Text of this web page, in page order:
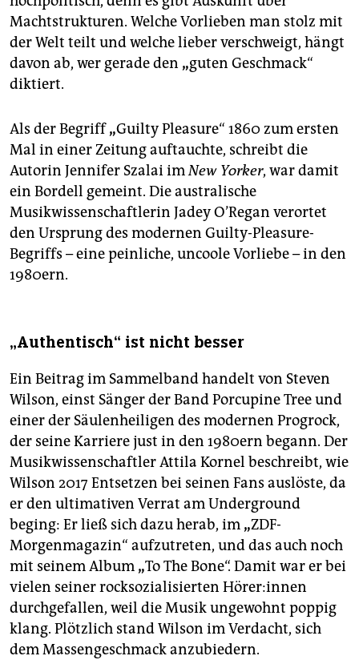
Machtstrukturen. Welche Vorlieben man stolz mit
der Welt teilt und welche lieber verschweigt, hängt
davon ab, wer gerade den „guten Geschmack“
diktiert.
Als der Begriff„Guilty Pleasure“ 1860 zum ersten
Mal in einer Zeitung auftauchte, schreibt die
Autorin Jennifer Szalai imNew Yorker, war damit
ein Bordell gemeint. Die australische
Musikwissenschaftlerin Jadey O’Regan verortet
den Ursprung des modernen Guilty-Pleasure-
Begriffs – eine peinliche, uncoole Vorliebe – in den
1980ern.
„Authentisch“ ist nicht besser
Ein Beitrag im Sammelband handelt von Steven
Wilson, einst Sänger der Band Porcupine Tree und
einer der Säulenheiligen des modernen Progrock,
der seine Karriere just in den 1980ern begann. Der
Musikwissenschaftler Attila Kornel beschreibt, wie
Wilson 2017 Entsetzen bei seinen Fans auslöste, da
er den ultimativen Verrat am Underground
beging: Er ließ sich dazu herab, im „ZDF-
Morgenmagazin“ aufzutreten, und das auch noch
mit seinem Album „To The Bone“. Damit war er bei
vielen seiner rocksozialisierten Hö­re­r:in­nen
durchgefallen, weil die Musik ungewohnt poppig
klang. Plötzlich stand Wilson im Verdacht, sich
dem Massengeschmack anzubiedern.